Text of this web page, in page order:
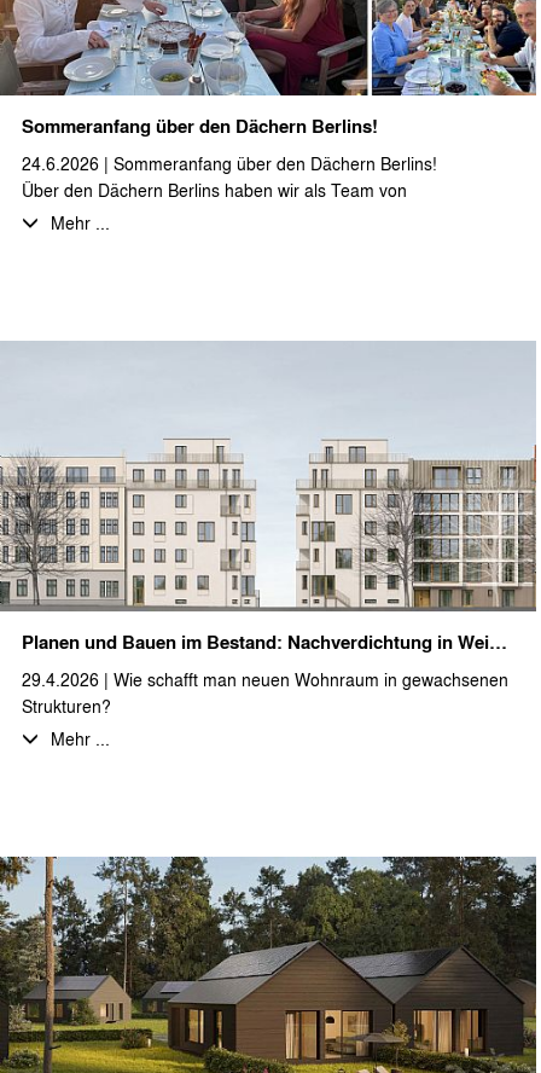
Sommeranfang über den Dächern Berlins!
24.6.2026 | Sommeranfang über den Dächern Berlins!
Über den Dächern Berlins haben wir als Team von
stæhr+partner architekten zusammen auf den Sommeranfang
kühlen Kopf.
Mehr ...
Planen und Bauen im Bestand: Nachverdichtung in Weißensee
29.4.2026 | Wie schafft man neuen Wohnraum in gewachsenen
Strukturen?
Wir freuen uns, ein spannendes Projekt im Herzen Berlins zu
Durch den Lückenschluss und die Erweiterung des Bestands
entstehen insgesamt ca. 2.700 m² Bruttogrundfläche für neuen
und modernen Wohnraum – vom kompakten 35 m² Apartment
bis zur großzügigen 200 m² Wohnung.
Rund die Hälfte der 15 neuen Einheiten wird barrierefrei
ausgeführt und ein hofseitiger Aufzug macht zudem den
Bestand fit für die Zukunft.
Wir von staehr+partner architekten stecken aktuell mitten in der
Mehr ...